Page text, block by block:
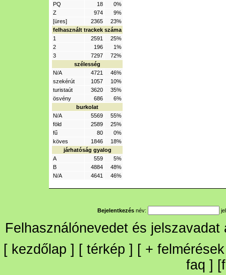
PQ
18
0%
Z
974
9%
[üres]
2365
23%
felhasznált trackek száma
1
2591
25%
2
196
1%
3
7297
72%
szélesség
N/A
4721
46%
szekérút
1057
10%
turistaút
3620
35%
ösvény
686
6%
burkolat
N/A
5569
55%
föld
2589
25%
fű
80
0%
köves
1846
18%
járhatóság gyalog
A
559
5%
B
4884
48%
N/A
4641 46%
Bejelentkezés név:
Felhasználónevedet és
[ kezdőlap ] [ térkép ] [ + felmérések
faq ] [